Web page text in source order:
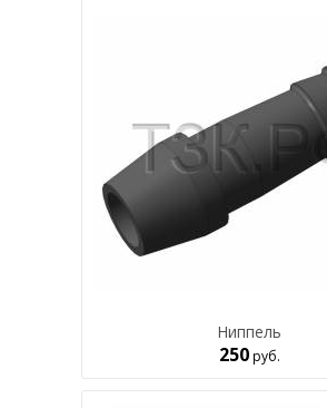
Ниппель
250руб.